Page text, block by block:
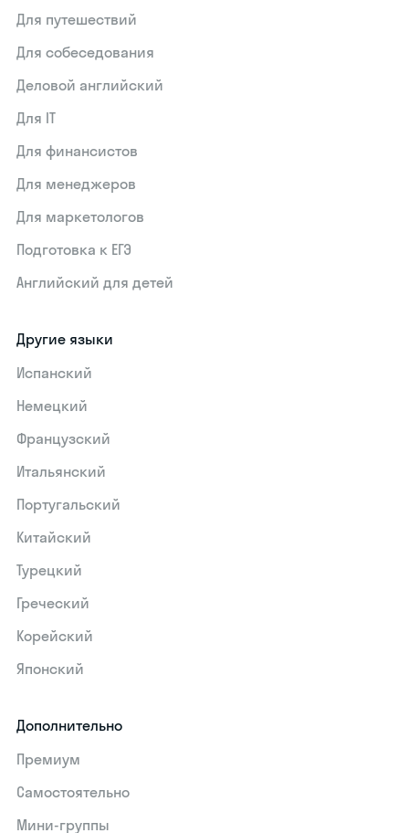
Для путешествий
Для собеседования
Деловой английский
Для IT
Для финансистов
Для менеджеров
Для маркетологов
Подготовка к ЕГЭ
Английский для детей
Другие языки
Испанский
Немецкий
Французский
Итальянский
Португальский
Китайский
Турецкий
Греческий
Корейский
Японский
Дополнительно
Премиум
Самостоятельно
Мини-группы